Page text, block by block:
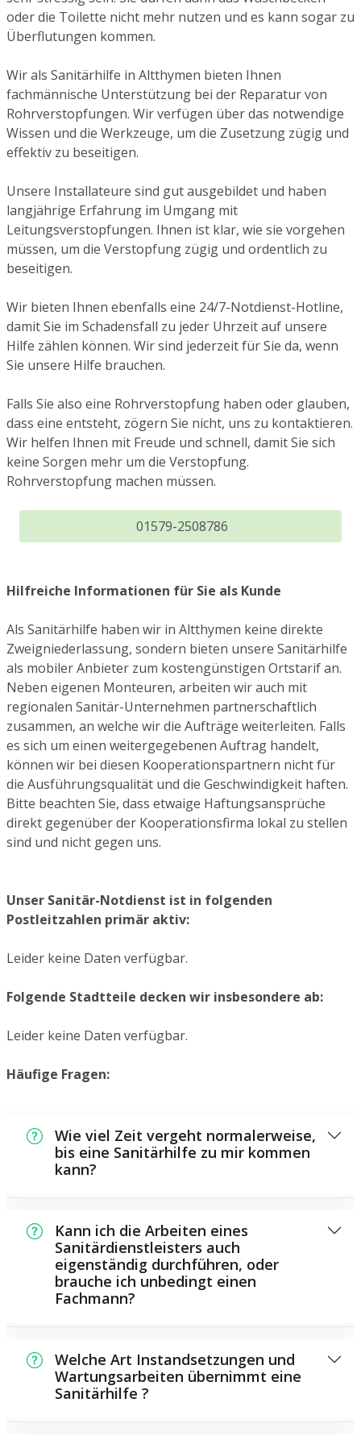
oder die Toilette nicht mehr nutzen und es kann sogar zu
Überflutungen kommen.
Wir als Sanitärhilfe in Altthymen bieten Ihnen
fachmännische Unterstützung bei der Reparatur von
Rohrverstopfungen. Wir verfügen über das notwendige
Wissen und die Werkzeuge, um die Zusetzung zügig und
effektiv zu beseitigen.
Unsere Installateure sind gut ausgebildet und haben
langjährige Erfahrung im Umgang mit
Leitungsverstopfungen. Ihnen ist klar, wie sie vorgehen
müssen, um die Verstopfung zügig und ordentlich zu
beseitigen.
Wir bieten Ihnen ebenfalls eine 24/7-Notdienst-Hotline,
damit Sie im Schadensfall zu jeder Uhrzeit auf unsere
Hilfe zählen können. Wir sind jederzeit für Sie da, wenn
Sie unsere Hilfe brauchen.
Falls Sie also eine Rohrverstopfung haben oder glauben,
dass eine entsteht, zögern Sie nicht, uns zu kontaktieren.
Wir helfen Ihnen mit Freude und schnell, damit Sie sich
keine Sorgen mehr um die Verstopfung.
Rohrverstopfung machen müssen.
01579-2508786
Hilfreiche Informationen für Sie als Kunde
Als Sanitärhilfe haben wir in Altthymen keine direkte
Zweigniederlassung, sondern bieten unsere Sanitärhilfe
als mobiler Anbieter zum kostengünstigen Ortstarif an.
Neben eigenen Monteuren, arbeiten wir auch mit
regionalen Sanitär-Unternehmen partnerschaftlich
zusammen, an welche wir die Aufträge weiterleiten. Falls
es sich um einen weitergegebenen Auftrag handelt,
können wir bei diesen Kooperationspartnern nicht für
die Ausführungsqualität und die Geschwindigkeit haften.
Bitte beachten Sie, dass etwaige Haftungsansprüche
direkt gegenüber der Kooperationsfirma lokal zu stellen
sind und nicht gegen uns.
Unser Sanitär-Notdienst ist in folgenden
Postleitzahlen primär aktiv:
Leider keine Daten verfügbar.
Folgende Stadtteile decken wir insbesondere ab:
Leider keine Daten verfügbar.
Häufige Fragen:
Wie viel Zeit vergeht normalerweise,
bis eine Sanitärhilfe zu mir kommen
kann?
Zeitraum an der Schadensstelle sein. Das
hängt aber auch von der Auftragslage zu
dem Zeitraum ab und von der Verkehrslage
und der örtlichen Gegebenheit.
Kann ich die Arbeiten eines
Sanitärdienstleisters auch
eigenständig durchführen, oder
brauche ich unbedingt einen
Fachmann?
Wartungsarbeiten, die Sie eigenständig
ausführen können, beispielsweise das
Verwenden von Rohrreinigungsmitteln aus
Welche Art Instandsetzungen und
Wartungsarbeiten übernimmt eine
Sanitärhilfe ?